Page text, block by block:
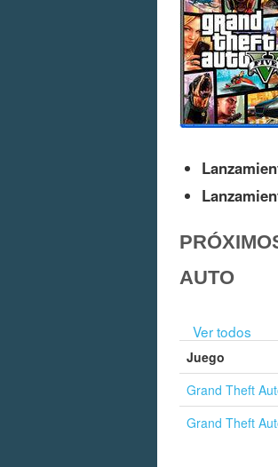
AUTO
Ver todos
Juego
Grand Theft
Grand Theft